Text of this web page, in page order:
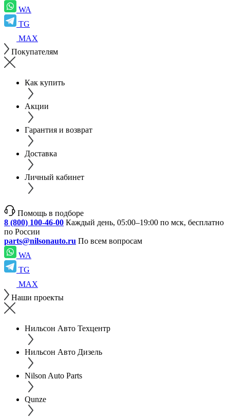
WA
TG
MAX
Покупателям
Как купить
Акции
Гарантия и возврат
Доставка
Личный кабинет
Помощь в подборе
8 (800) 100-46-00 Каждый день, 05:00–19:00 по мск, бесплатно
по России
parts@nilsonauto.ru По всем вопросам
WA
TG
MAX
Наши проекты
Нильсон Авто Техцентр
Нильсон Авто Дизель
Nilson Auto Parts
Qunze